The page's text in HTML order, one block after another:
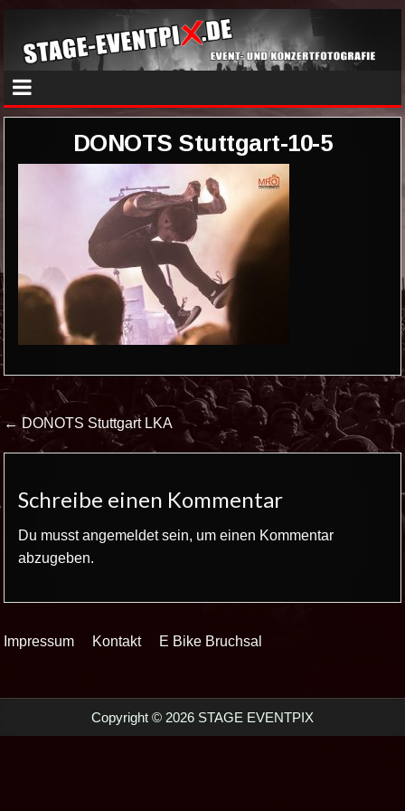
DONOTS Stuttgart-10-5
Beitrags-
Navigation
← DONOTS Stuttgart LKA
Schreibe einen Kommentar
Du musstangemeldetsein, um einen Kommentar
abzugeben.
Impressum Kontakt E Bike Bruchsal
Copyright © 2026 STAGE EVENTPIX